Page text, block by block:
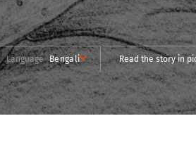
Language Bengali Read the story in